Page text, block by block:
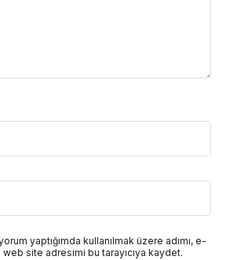
yaptığımda kullanılmak üzere adımı, e-
site adresimi bu tarayıcıya kaydet.